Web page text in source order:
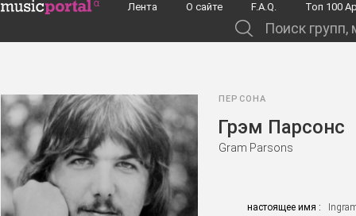
Перейти к основному содержанию
Лента О сайте F.A.Q. Toп 100
ПЕРСОНА
Грэм Парсонс
Gram Parsons
настоящее имя :